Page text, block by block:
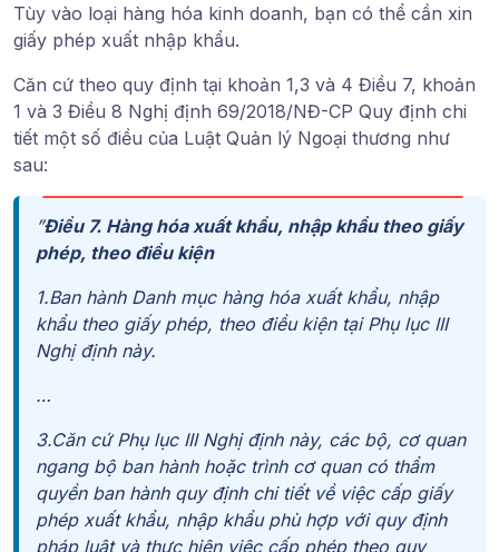
Tùy vào loại hàng hóa kinh doanh, bạn có thể cần xin
giấy phép xuất nhập khẩu.
Căn cứ theo quy định tại khoản 1,3 và 4 Điều 7, khoản
1 và 3 Điều 8 Nghị định 69/2018/NĐ-CP Quy định chi
tiết một số điều của Luật Quản lý Ngoại thương như
sau:
​​”Điều 7. Hàng hóa xuất khẩu, nhập khẩu theo giấy
phép, theo điều kiện
1.Ban hành Danh mục hàng hóa xuất khẩu, nhập
khẩu theo giấy phép, theo điều kiện tại Phụ lục III
Nghị định này.
…
3.Căn cứ Phụ lục III Nghị định này, các bộ, cơ quan
ngang bộ ban hành hoặc trình cơ quan có thẩm
quyền ban hành quy định chi tiết về việc cấp giấy
phép xuất khẩu, nhập khẩu phù hợp với quy định
pháp luật và thực hiện việc cấp phép theo quy